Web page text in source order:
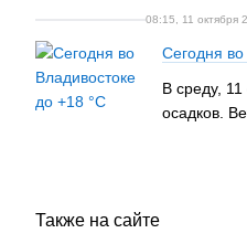
08:15, 11 октября
Сегодня
В среду,
осадков.
Также на сайте